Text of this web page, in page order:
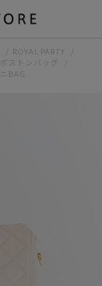
ROYAL PARTY
ボストンバッグ
BAG